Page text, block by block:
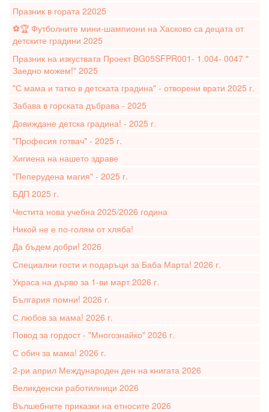
Празник в гората 22025
⚽️🏆 Футболните мини-шампиони на Хасково са децата от
детските градини 2025
Празник на изкуствата Проект BG05SFPR001- 1.004- 0047 "
Заедно можем!" 2025
"С мама и татко в детската градина" - отворени врати 2025 г.
Забава в горската дъбрава - 2025
Довиждане детска градина! - 2025 г.
"Професия готвач" - 2025 г.
Хигиена на нашето здраве
"Пеперудена магия" - 2025 г.
БДП 2025 г.
Честита нова учебна 2025/2026 година
Никой не е по-голям от хляба!
Да бъдем добри! 2026
Специални гости и подаръци за Баба Марта! 2026 г.
Украса на дърво за 1-ви март 2026 г.
България помни! 2026 г.
С любов за мама! 2026 г.
Повод за гордост - "Многознайко" 2026 г.
С обич за мама! 2026 г.
2-ри април Международен ден на книгата 2026
Великденски работилници 2026
Вълшебните приказки на етносите 2026